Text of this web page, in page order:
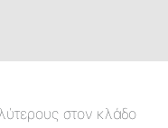
στον κλάδο